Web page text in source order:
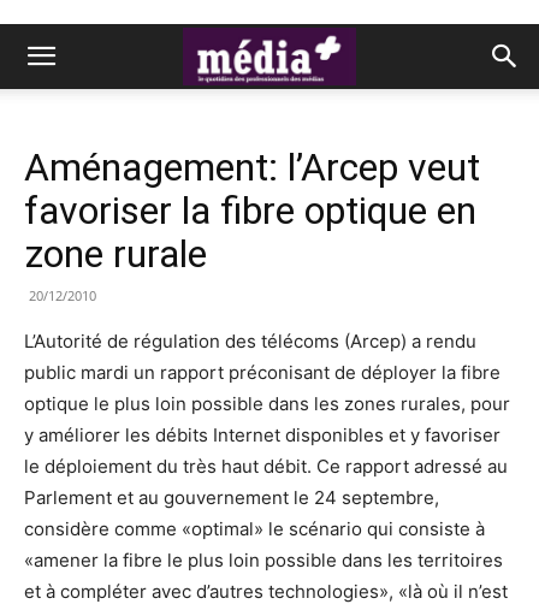
Aménagement: l’Arcep veut
favoriser la fibre optique en
zone rurale
20/12/2010
L’Autorité de régulation des télécoms (Arcep) a rendu
public mardi un rapport préconisant de déployer la fibre
optique le plus loin possible dans les zones rurales, pour
y améliorer les débits Internet disponibles et y favoriser
le déploiement du très haut débit. Ce rapport adressé au
Parlement et au gouvernement le 24 septembre,
considère comme «optimal» le scénario qui consiste à
«amener la fibre le plus loin possible dans les territoires
et à compléter avec d’autres technologies», «là où il n’est